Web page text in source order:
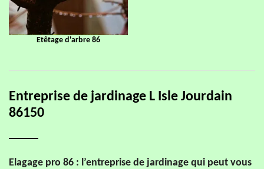
Etêtage d'arbre 86
Entreprise de jardinage L Isle Jourdain
86150
Elagage pro 86 : l’entreprise de jardinage qui peut vous